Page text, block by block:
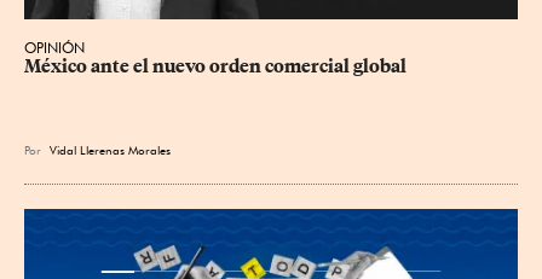
OPINIÓN
México ante el nuevo orden comercial global
Por Vidal Llerenas Morales